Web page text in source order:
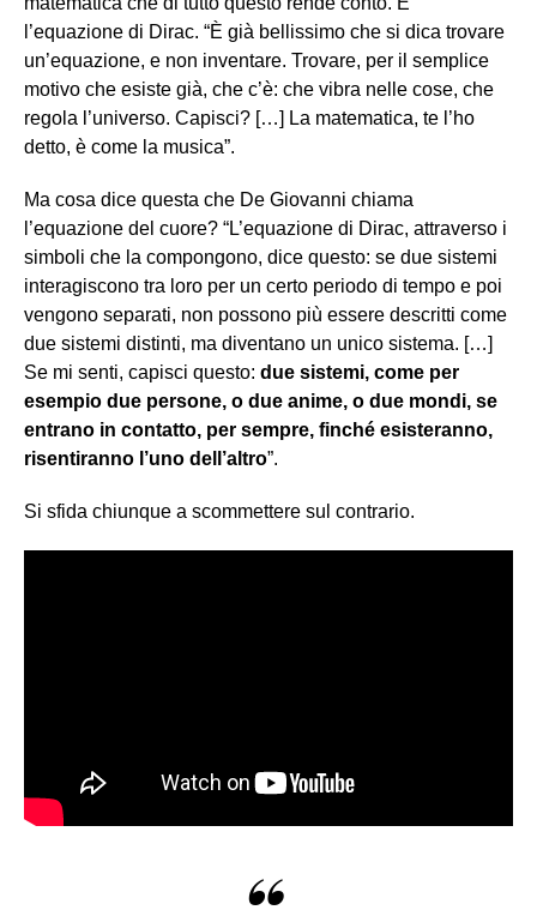
l’equazione di Dirac. “È già bellissimo che si dica trovare
un’equazione, e non inventare. Trovare, per il semplice
motivo che esiste già, che c’è: che vibra nelle cose, che
regola l’universo. Capisci? […] La matematica, te l’ho
detto, è come la musica”.
Ma cosa dice questa che De Giovanni chiama
l’equazione del cuore? “L’equazione di Dirac, attraverso i
simboli che la compongono, dice questo: se due sistemi
interagiscono tra loro per un certo periodo di tempo e poi
vengono separati, non possono più essere descritti come
due sistemi distinti, ma diventano un unico sistema. […]
Se mi senti, capisci questo: due sistemi, come per
esempio due persone, o due anime, o due mondi, se
entrano in contatto, per sempre, finché esisteranno,
risentiranno l’uno dell’altro”.
Si sfida chiunque a scommettere sul contrario.